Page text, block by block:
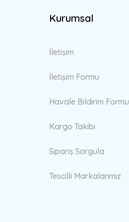
Kurumsal
İletişim
İletişim Formu
Havale Bildirim Formu
Kargo Takibi
Sipariş Sorgula
Tescilli Markalarımız